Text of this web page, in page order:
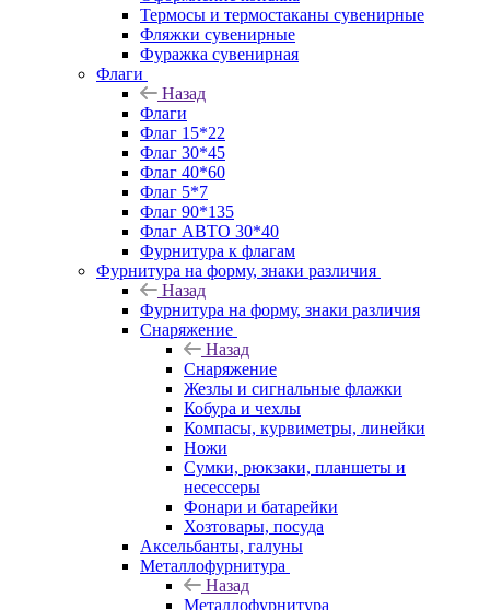
Термосы и термостаканы сувенирные
Фляжки сувенирные
Фуражка сувенирная
Флаги
Назад
Флаги
Флаг 15*22
Флаг 30*45
Флаг 40*60
Флаг 5*7
Флаг 90*135
Флаг АВТО 30*40
Фурнитура к флагам
Фурнитура на форму, знаки различия
Назад
Фурнитура на форму, знаки различия
Снаряжение
Назад
Снаряжение
Жезлы и сигнальные флажки
Кобура и чехлы
Компасы, курвиметры, линейки
Ножи
Сумки, рюкзаки, планшеты и
несессеры
Фонари и батарейки
Хозтовары, посуда
Аксельбанты, галуны
Металлофурнитура
Назад
Металлофурнитура